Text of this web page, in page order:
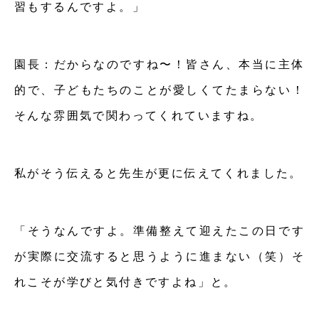
習もするんですよ。」
園長：だからなのですね〜！皆さん、本当に主体
的で、子どもたちのことが愛しくてたまらない！
そんな雰囲気で関わってくれていますね。
私がそう伝えると先生が更に伝えてくれました。
「そうなんですよ。準備整えて迎えたこの日です
が実際に交流すると思うように進まない（笑）そ
れこそが学びと気付きですよね」と。